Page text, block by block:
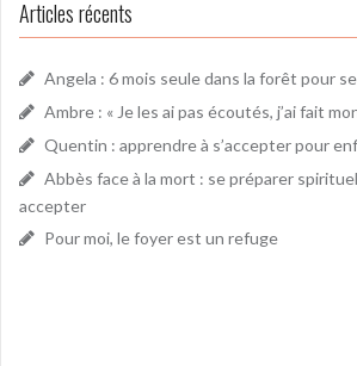
Articles récents
Angela : 6 mois seule dans la forêt pour
Ambre : « Je les ai pas écoutés, j’ai fait
Quentin : apprendre à s’accepter pour
Abbès face à la mort : se préparer
accepter
Pour moi, le foyer est un refuge